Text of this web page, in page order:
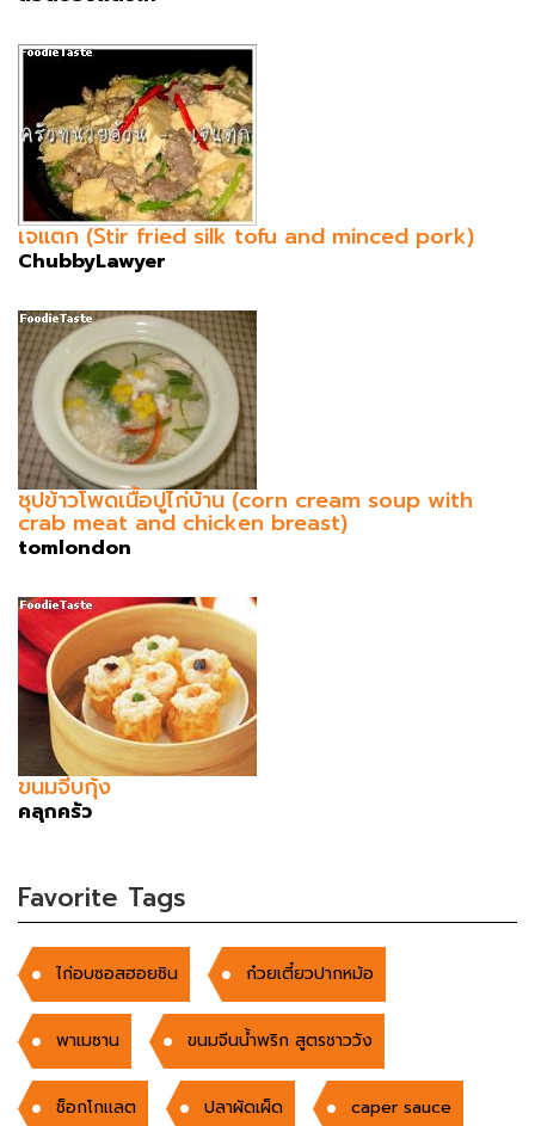
เจแตก (Stir fried silk tofu and minced pork)
ChubbyLawyer
ซุปข้าวโพดเนื้อปูไก่บ้าน (corn cream soup with
crab meat and chicken breast)
tomlondon
ขนมจีบกุ้ง
คลุกครัว
Favorite Tags
ไก่อบซอสฮอยซิน ก๋วยเตี๋ยวปากหม้อ
พาเมซาน ขนมจีนน้ำพริก สูตรชาววัง
ช็อกโกเเลต ปลาผัดเผ็ด caper sauce